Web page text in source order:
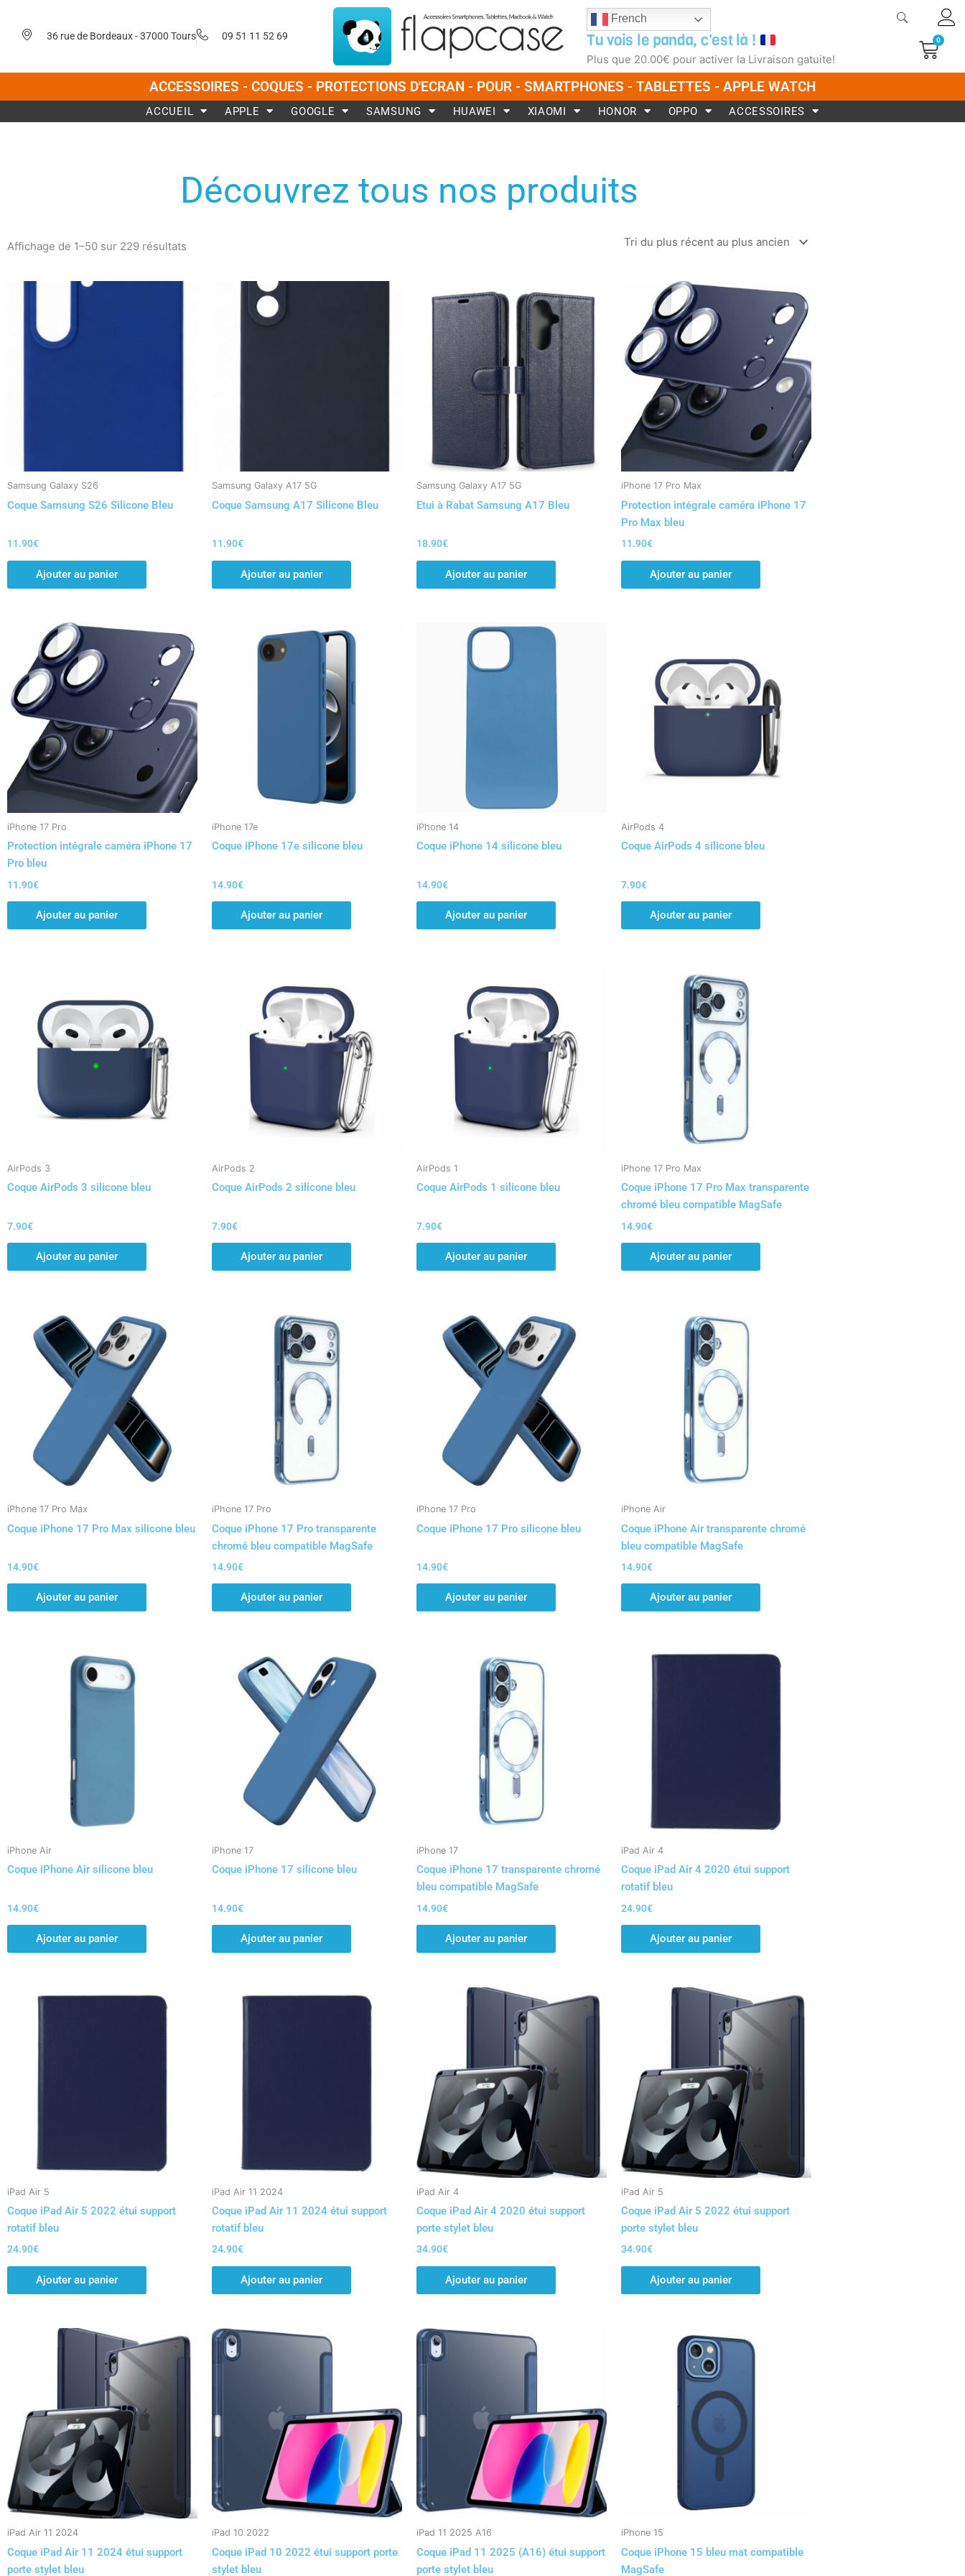
contenu
36 rue de Bordeaux - 37000 Tours 09 51 11 52 69
French
Tu vois le panda, c'est là !
Plus que 20.00€ pour activer la Livraison gatuite!
0
ACCESSOIRES - COQUES - PROTECTIONS D'ECRAN - POUR - SMARTPHONES - TABLETTES - APPLE WATCH
ACCUEIL APPLE GOOGLE SAMSUNG HUAWEI XIAOMI HONOR OPPO ACCESSOIRES
Découvrez tous nos produits
Affichage de 1–50 sur 229 résultats
Samsung Galaxy S26
Coque Samsung S26 Silicone Bleu
11.90€
Ajouter au panier
Samsung Galaxy A17 5G
Coque Samsung A17 Silicone Bleu
11.90€
Ajouter au panier
Samsung Galaxy A17 5G
Etui à Rabat Samsung A17 Bleu
18.90€
Ajouter au panier
iPhone 17 Pro Max
Protection intégrale caméra iPhone 17
Pro Max bleu
11.90€
Ajouter au panier
iPhone 17 Pro
Protection intégrale caméra iPhone 17
Pro bleu
11.90€
Ajouter au panier
iPhone 17e
Coque iPhone 17e silicone bleu
14.90€
Ajouter au panier
iPhone 14
Coque iPhone 14 silicone bleu
14.90€
Ajouter au panier
AirPods 4
Coque AirPods 4 silicone bleu
7.90€
Ajouter au panier
AirPods 3
Coque AirPods 3 silicone bleu
7.90€
Ajouter au panier
AirPods 2
Coque AirPods 2 silicone bleu
7.90€
Ajouter au panier
AirPods 1
Coque AirPods 1 silicone bleu
7.90€
Ajouter au panier
iPhone 17 Pro Max
Coque iPhone 17 Pro Max transparente
chromé bleu compatible MagSafe
14.90€
Ajouter au panier
iPhone 17 Pro Max
Coque iPhone 17 Pro Max silicone bleu
14.90€
Ajouter au panier
iPhone 17 Pro
Coque iPhone 17 Pro transparente
chromé bleu compatible MagSafe
14.90€
Ajouter au panier
iPhone 17 Pro
Coque iPhone 17 Pro silicone bleu
14.90€
Ajouter au panier
iPhone Air
Coque iPhone Air transparente chromé
bleu compatible MagSafe
14.90€
Ajouter au panier
iPhone Air
Coque iPhone Air silicone bleu
14.90€
Ajouter au panier
iPhone 17
Coque iPhone 17 silicone bleu
14.90€
Ajouter au panier
iPhone 17
Coque iPhone 17 transparente chromé
bleu compatible MagSafe
14.90€
Ajouter au panier
iPad Air 4
Coque iPad Air 4 2020 étui support
rotatif bleu
24.90€
Ajouter au panier
iPad Air 5
Coque iPad Air 5 2022 étui support
rotatif bleu
24.90€
Ajouter au panier
iPad Air 11 2024
Coque iPad Air 11 2024 étui support
rotatif bleu
24.90€
Ajouter au panier
iPad Air 4
Coque iPad Air 4 2020 étui support
porte stylet bleu
34.90€
Ajouter au panier
iPad Air 5
Coque iPad Air 5 2022 étui support
porte stylet bleu
34.90€
Ajouter au panier
iPad Air 11 2024
Coque iPad Air 11 2024 étui support
porte stylet bleu
iPad 10 2022
Coque iPad 10 2022 étui support porte
stylet bleu
iPad 11 2025 A16
Coque iPad 11 2025 (A16) étui support
porte stylet bleu
iPhone 15
Coque iPhone 15 bleu mat compatible
MagSafe